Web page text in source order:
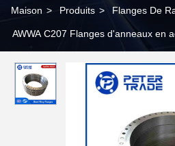
Maison > Produits > Flanges De
AWWA C207 Flanges d'anneaux en